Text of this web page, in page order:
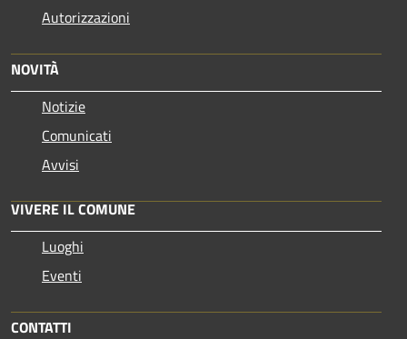
Autorizzazioni
NOVITÀ
Notizie
Comunicati
Avvisi
VIVERE IL COMUNE
Luoghi
Eventi
CONTATTI